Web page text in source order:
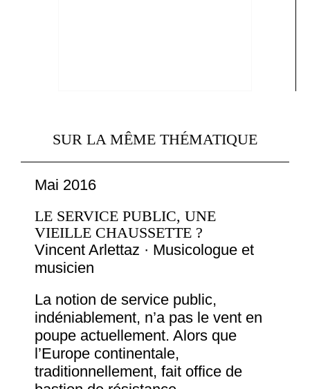
SUR LA MÊME THÉMATIQUE
Mai 2016
LE SERVICE PUBLIC, UNE
VIEILLE CHAUSSETTE ?
Vincent Arlettaz · Musicologue et
musicien
La notion de service public,
indéniablement, n’a pas le vent en
poupe actuellement. Alors que
l’Europe continentale,
traditionnellement, fait office de